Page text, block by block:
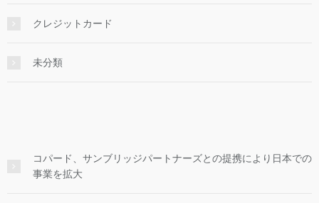
クレジットカード
未分類
コパード、サンブリッジパートナーズとの提携により日本での
事業を拡大